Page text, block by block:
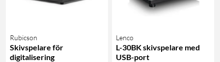
Rubicson
Skivspelare för
digitalisering
Lenco
L-30BK skivspelare med
USB-port